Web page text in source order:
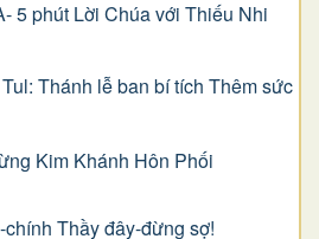
5 phút Lời Chúa với Thiếu Nhi
Thánh lễ ban bí tích Thêm sức
Kim Khánh Hôn Phối
Thầy đây-đừng sợ!